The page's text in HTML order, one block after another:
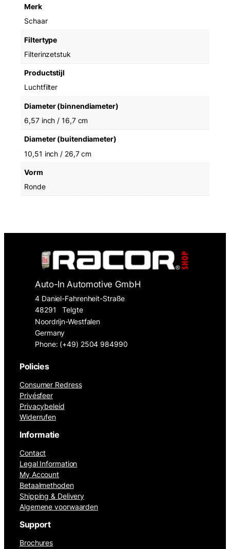
Merk
Schaar
Filtertype
Filterinzetstuk
Productstijl
Luchtfilter
Diameter (binnendiameter)
6,57 inch / 16,7 cm
Diameter (buitendiameter)
10,51 inch / 26,7 cm
Vorm
Ronde
Auto-In Automotive GmbH
4 Daniel-Fahrenheit-Straße
48291
Telgte
Noordrijn-Westfalen
Germany
Phone: (+49) 2504 984990
Policies
Consumer Redress
Privésfeer
Privacybeleid
Widerrufen
Informatie
Contact
Legal Information
My Account
Betaalmethoden
Shipping & Delivery
Algemene voorwaarden
Support
Brochures